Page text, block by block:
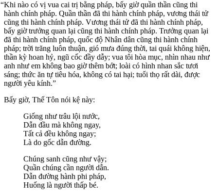
“Khi nào có vị vua cai trị bằng pháp, bấy giờ quần thần cũng thi
hành chính pháp. Quần thần đã thi hành chính pháp, vương thái tử
cũng thi hành chính pháp. Vương thái tử đã thi hành chính pháp,
bấy giờ trưởng quan lại cũng thi hành chính pháp. Trưởng quan lại
đã thi hành chính pháp, quốc độ Nhân dân cũng thi hành chính
pháp; trời trăng luôn thuận, gió mưa đúng thời, tai quái không hiện,
thần kỳ hoan hỷ, ngũ cốc đầy dẫy; vua tôi hòa mục, nhìn nhau như
anh như em không bao giờ thêm bớt; loài có hình nhan sắc tươi
sáng; thức ăn tự tiêu hóa, không có tai hại; tuổi thọ rất dài, được
người yêu kính.”
Bấy giờ, Thế Tôn nói kệ này:
Giống như trâu lội nước,
Dẫn đầu mà không ngay,
Tất cả đều không ngay;
Là do gốc dẫn đường.
Chúng sanh cũng như vậy;
Quần chúng cần người dẫn.
Dẫn đường hành phi pháp,
Huống là người thấp bé.